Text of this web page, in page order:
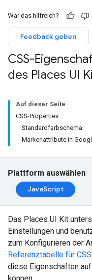
War das hilfreich?
Feedback geben
CSS-
des Places UI
Auf dieser Seite
CSS-Properties
Standardfarbschema
Markenattribute in
Plattform auswählen
JavaScript
Das Places UI Kit
Einstellungen und
zum Konfigurieren der
Referenztabelle für
diese Eigenschaften